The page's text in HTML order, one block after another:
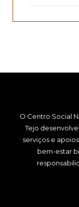
O Centro Social
Tejo
serviços e
bem-estar